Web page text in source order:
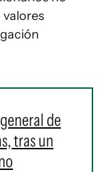
de
tras un